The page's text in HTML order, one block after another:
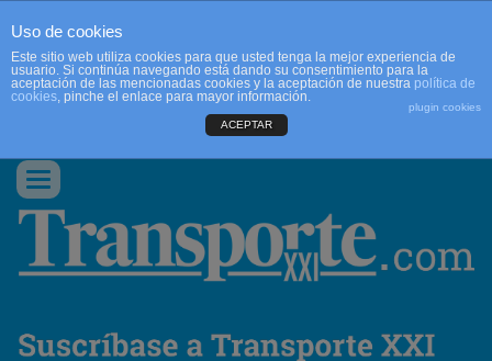
CONTACTO
Conmutar
navegación
Uso de cookies
Este sitio web utiliza cookies para que usted tenga la mejor experiencia de
usuario. Si continúa navegando está dando su consentimiento para la
aceptación de las mencionadas cookies y la aceptación de nuestra política de
cookies, pinche el enlace para mayor información.
plugin cookies
ACEPTAR